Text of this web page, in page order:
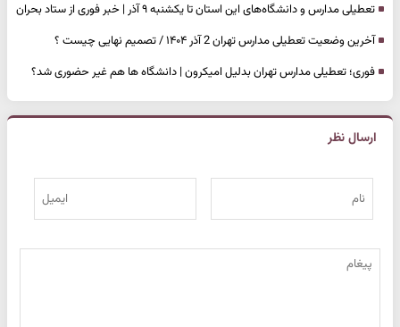
تعطیلی مدارس و دانشگاه‌های این استان تا یکشنبه ۹ آذر | خبر فوری از ستاد بحران
آخرین وضعیت تعطیلی مدارس تهران 2 آذر ۱۴۰۴ / تصمیم نهایی چیست ؟
فوری؛ تعطیلی مدارس تهران بدلیل امیکرون | دانشگاه ها هم غیر حضوری شد؟
ارسال نظر